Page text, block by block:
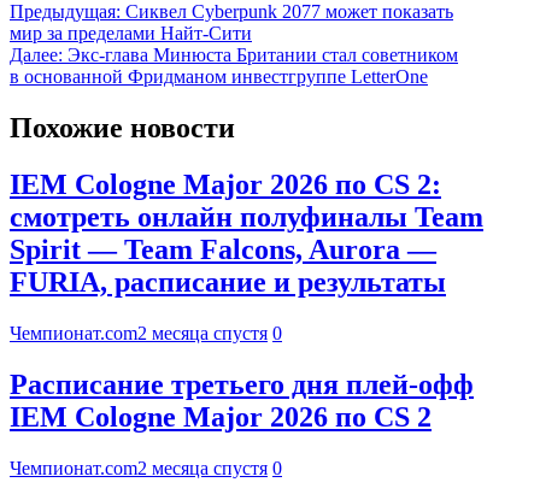
Предыдущая: Сиквел Cyberpunk 2077 может показать
мир за пределами Найт-Сити
Далее: Экс-глава Минюста Британии стал советником
в основанной Фридманом инвестгруппе LetterOne
Похожие новости
IEM Cologne Major 2026 по CS 2:
смотреть онлайн полуфиналы Team
Spirit — Team Falcons, Aurora —
FURIA, расписание и результаты
Чемпионат.com2 месяца спустя 0
Расписание третьего дня плей-офф
IEM Cologne Major 2026 по CS 2
Чемпионат.com2 месяца спустя 0